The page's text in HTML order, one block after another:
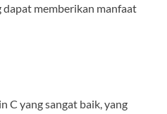
dapat memberikan manfaat
C yang sangat baik, yang